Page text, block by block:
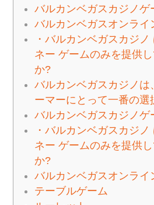
バルカンベガスカジノゲ
バルカンベガスオンライ
・バルカンベガスカジノ
ネー ゲームのみを提供
か?
バルカンベガスカジノは
ーマーにとって一番の選
バルカンベガスカジノゲ
・バルカンベガスカジノ
ネー ゲームのみを提供
か?
バルカンベガスオンライ
テーブルゲーム